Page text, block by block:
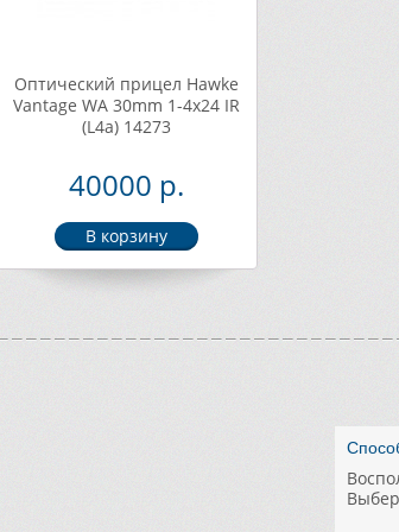
-
-
Акции
-
-
-
Для
Оптический прицел Hawke
Vantage WA 30mm 1-4х24 IR
(L4a) 14273
40000 р.